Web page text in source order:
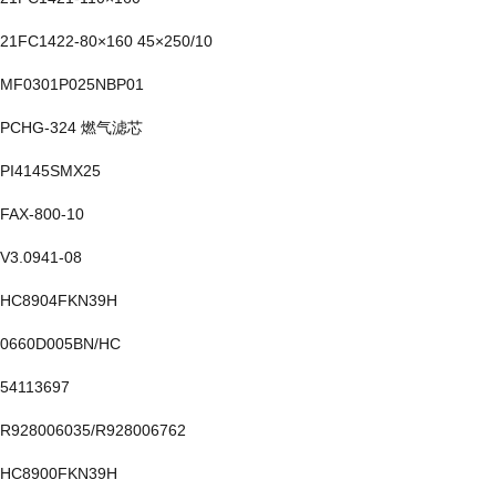
21FC1422-80×160 45×250/10
MF0301P025NBP01
PCHG-324 燃气滤芯
PI4145SMX25
FAX-800-10
V3.0941-08
HC8904FKN39H
0660D005BN/HC
54113697
R928006035/R928006762
HC8900FKN39H